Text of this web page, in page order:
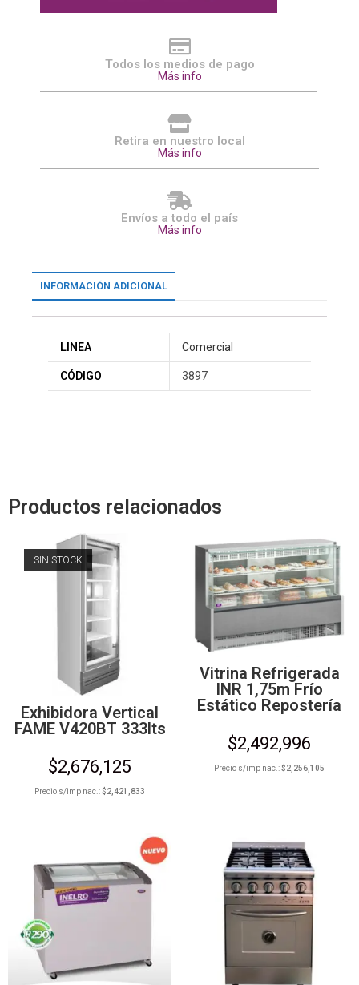
Todos los medios de pago
Más info
Retira en nuestro local
Más info
Envíos a todo el país
Más info
INFORMACIÓN ADICIONAL
LINEA Comercial
CÓDIGO 3897
Productos relacionados
SIN STOCK
Exhibidora Vertical
FAME V420BT 333lts
$2,676,125
Precio s/imp nac.:$2,421,833
Vitrina Refrigerada
INR 1,75m Frío
Estático Repostería
$2,492,996
Precio s/imp nac.:$2,256,105